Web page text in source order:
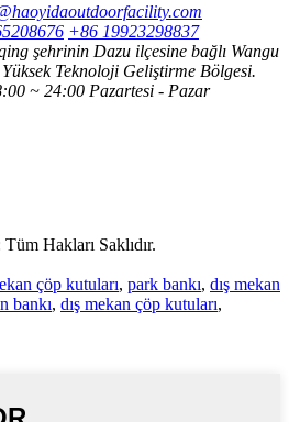
+86 19923298837
şehrinin Dazu ilçesine bağlı Wangu
Teknoloji Geliştirme Bölgesi.
~ 24:00 Pazartesi - Pazar
Hakları Saklıdır.
çöp kutuları, park bankı, dış mekan
bankı, dış mekan çöp kutuları,